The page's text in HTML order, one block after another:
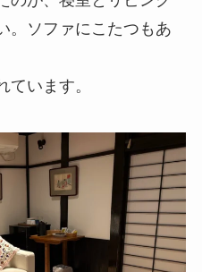
。ソファにこたつもあ
ています。